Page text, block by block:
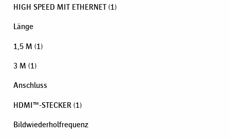
HIGH SPEED MIT ETHERNET (1)
Länge
1,5 M (1)
3 M (1)
Anschluss
HDMI™-STECKER (1)
Bildwiederholfrequenz